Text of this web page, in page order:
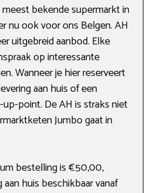
bekende supermarkt in
nu ook voor ons Belgen. AH
uitgebreid aanbod. Elke
op interessante
Wanneer je hier reserveert
aan huis of een
point. De AH is straks niet
Jumbo gaat in
bestelling is €50,00,
aan huis beschikbaar vanaf